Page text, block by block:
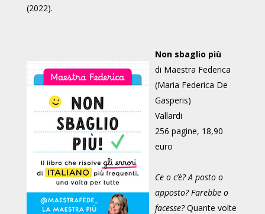
(2022).
Non sbaglio più
di Maestra Federica
(Maria Federica De
Gasperis)
Vallardi
256 pagine, 18,90
euro
Ce o c’è? A posto o
apposto? Farebbe o
facesse?Quante volte